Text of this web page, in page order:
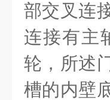
部交叉连
连接有主
轮，所述
槽的内壁